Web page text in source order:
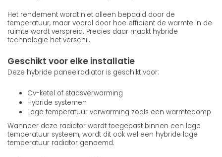
Het rendement wordt niet alleen bepaald door de
temperatuur, maar vooral door hoe efficient de warmte in de
ruimte wordt verspreid. Precies daar maakt hybride
technologie het verschil.
Geschikt voor elke installatie
Deze hybride paneelradiator is geschikt voor:
Cv-ketel of stadsverwarming
Hybride systemen
Lage temperatuur verwarming zoals een warmtepomp
Wanneer deze radiator wordt toegepast binnen een lage
temperatuur systeem, wordt dit ook wel een hybride lage
temperatuur radiator genoemd.